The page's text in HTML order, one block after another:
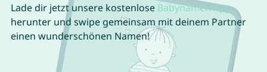
Lade dir jetzt unsere kostenlose Babynamen App
herunter und swipe gemeinsam mit deinem Partner
einen wunderschönen Namen!